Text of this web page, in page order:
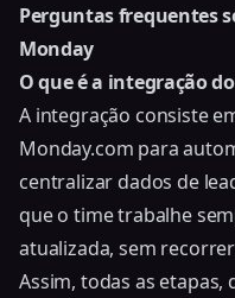
Perguntas frequentes
Monday
O que é a integração
A integração consiste
Monday.com para
centralizar dados de
que o time trabalhe
atualizada, sem
Assim, todas as